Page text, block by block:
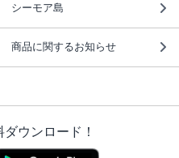
シーモア島
商品に関するお知らせ
ウンロード！